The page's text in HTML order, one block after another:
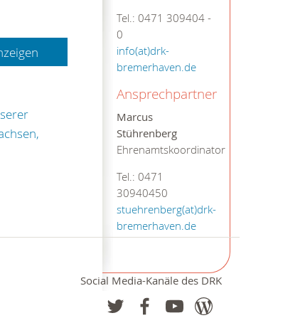
Tel.: 0471 309404 -
0
info(at)drk-
bremerhaven.de
Ansprechpartner
Marcus
Stührenberg
Ehrenamtskoordinator
Tel.: 0471
30940450
stuehrenberg(at)drk-
bremerhaven.de
Social Media-Kanäle des DRK